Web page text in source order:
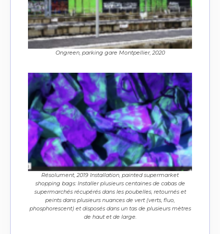
Ongreen, parking gare Montpellier, 2020
Résolument, 2019 Installation, painted supermarket
shopping bags: Installer plusieurs centaines de cabas de
supermarchés récupérés dans les poubelles, retournés et
peints dans plusieurs nuances de vert (verts, fluo,
phosphorescent) et disposés dans un tas de plusieurs mètres
de haut et de large.